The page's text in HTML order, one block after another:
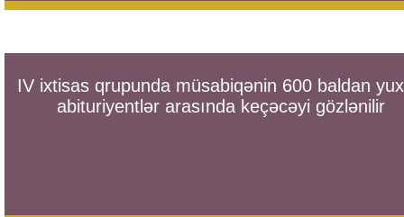
IV ixtisas qrupunda müsabiqənin 600 baldan
abituriyentlər arasında keçəcəyi gözlənilir